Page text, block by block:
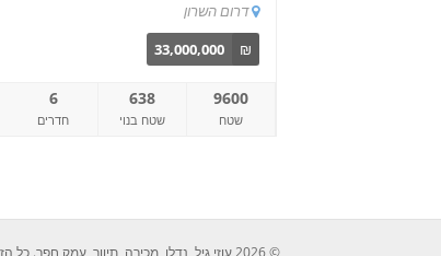
דרום השרון
₪
33,000,000
9600
שטח
638
שטח בנוי
6
חדרים